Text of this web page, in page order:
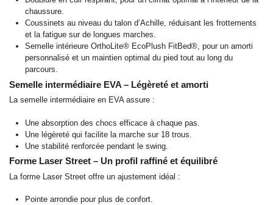
chaussure.
Coussinets au niveau du talon d’Achille, réduisant les frottements
et la fatigue sur de longues marches.
Semelle intérieure OrthoLite® EcoPlush FitBed®, pour un amorti
personnalisé et un maintien optimal du pied tout au long du
parcours.
Semelle intermédiaire EVA – Légèreté et amorti
La semelle intermédiaire en EVA assure :
Une absorption des chocs efficace à chaque pas.
Une légèreté qui facilite la marche sur 18 trous.
Une stabilité renforcée pendant le swing.
Forme Laser Street – Un profil raffiné et équilibré
La forme Laser Street offre un ajustement idéal :
Pointe arrondie pour plus de confort.